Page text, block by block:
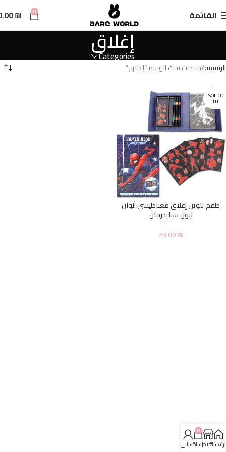
القائمة 0
₪
إغلاق
Categories
الرئيسية منتجات تحت الوسم “إغلاق”
SOLD O
UT
طقم تلوين إغلاق مغناطيسي ألوان
نيون سبايدرمان
25.00₪
المتجر
0
السلةحسابي